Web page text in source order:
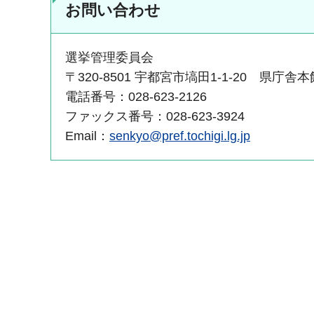
お問い合わせ
選挙管理委員会
〒320-8501 宇都宮市塙田1-1-20 県庁舎本
電話番号：028-623-2126
ファックス番号：028-623-3924
Email： senkyo@pref.tochigi.lg.jp